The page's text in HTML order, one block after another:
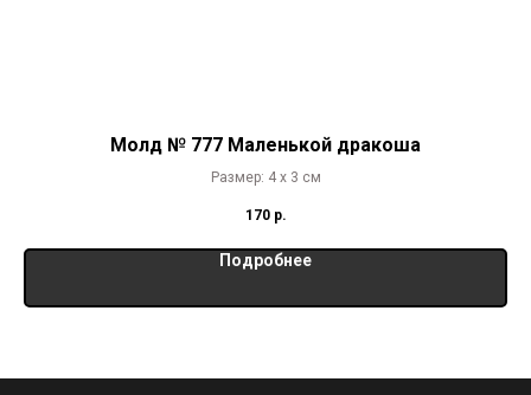
Молд № 777 Маленькой дракоша
Размер: 4 х 3 см
170 р.
Подробнее